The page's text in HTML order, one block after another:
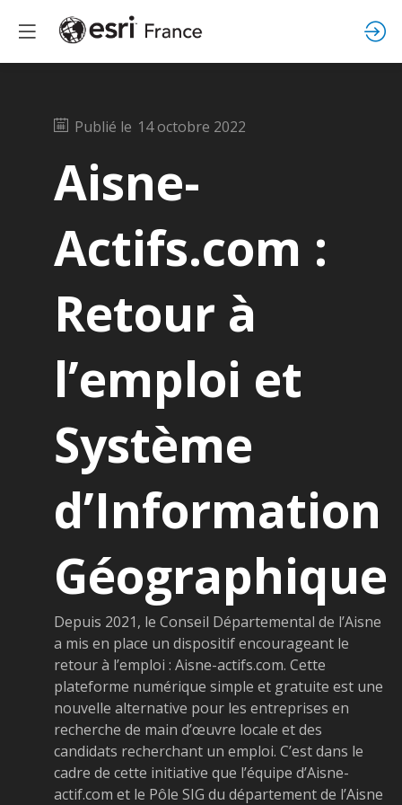
Publié le 14 octobre 2022
Aisne-
Actifs.com :
Retour à
l’emploi et
Système
d’Information
Géographique
Depuis 2021, le Conseil Départemental de l’Aisne
a mis en place un dispositif encourageant le
retour à l’emploi : Aisne-actifs.com. Cette
plateforme numérique simple et gratuite est une
nouvelle alternative pour les entreprises en
recherche de main d’œuvre locale et des
candidats recherchant un emploi. C’est dans le
cadre de cette initiative que l’équipe d’Aisne-
actif.com et le Pôle SIG du département de l’Aisne